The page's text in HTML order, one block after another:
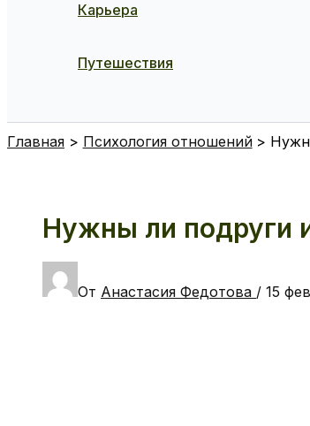
Карьера
Путешествия
Главная Психология отношений
Нужны ли подруги
От Анастасия Федотова / 15